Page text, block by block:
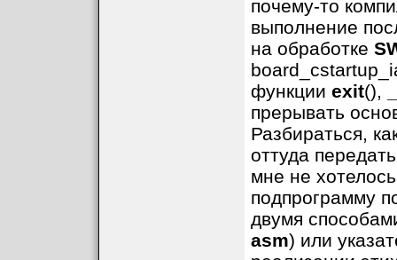
почему-то
выполнение
на обработке
функции exit(),
прерывать
Разбираться,
оттуда
мне не
подпрограмму
двумя
asm) или